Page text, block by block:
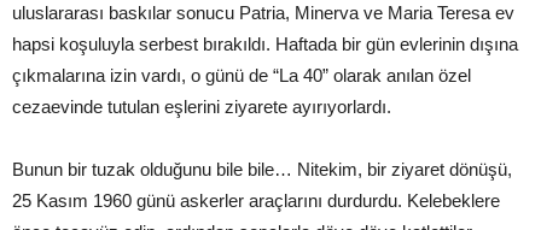
uluslararası baskılar sonucu Patria, Minerva ve Maria Teresa ev
hapsi koşuluyla serbest bırakıldı. Haftada bir gün evlerinin dışına
çıkmalarına izin vardı, o günü de “La 40” olarak anılan özel
cezaevinde tutulan eşlerini ziyarete ayırıyorlardı.
Bunun bir tuzak olduğunu bile bile… Nitekim, bir ziyaret dönüşü,
25 Kasım 1960 günü askerler araçlarını durdurdu. Kelebeklere